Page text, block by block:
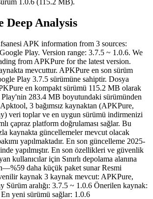
Deep Analysis
APK information from 3 sources:
Play. Version range: 3.7.5 ~ 1.0.6. We
from APKPure for the latest version.
mevcuttur. APKPure en son sürüm
Play 3.7.5 sürümüne sahiptir. Dosya
en kompakt sürümü 115.2 MB olarak
283.4 MB boyutundaki sürümünden
3 bağımsız kaynaktan (APKPure,
veri toplar ve en uygun sürümü indirmenizi
çapraz platform doğrulaması sağlar. Bu
kaynakta güncellemeler mevcut olacak
yapılmaktadır. En son güncelleme 2025-
yapılmıştır. En son özellikleri ve güvenlik
kullanıcılar için Sınırlı depolama alanına
daha küçük paket sunar Resmi
kaynak 3 kaynak mevcut: APKPure,
Sürüm aralığı: 3.7.5 ~ 1.0.6 Önerilen kaynak:
yeni sürümü sağlar: 1.0.6